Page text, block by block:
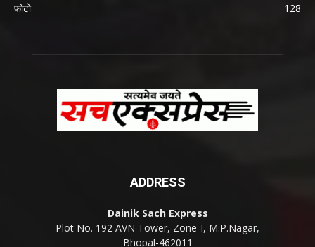
फोटो
128
ADDRESS
Dainik Sach Express
Plot No. 192 AVN Tower, Zone-I, M.P.Nagar,
Bhopal-462011